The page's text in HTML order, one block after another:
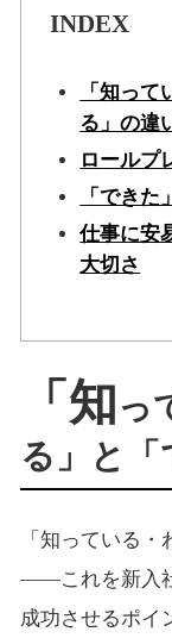
INDEX
「知っ
る」の違
ロールプ
「でき
仕事に安
大切さ
「知っ
る」と
「知っている
――これを新入
成功させるポイ